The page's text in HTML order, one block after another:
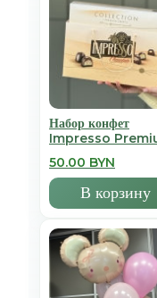
Набор конфет
Impresso
50.00 BYN
В корзину